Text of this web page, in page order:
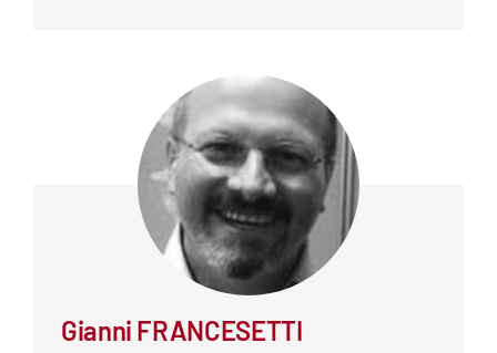
Gianni FRANCESETTI